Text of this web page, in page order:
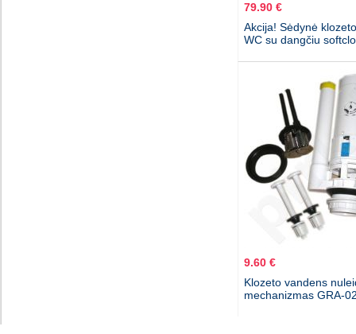
79.90 €
Akcija! Sėdynė
WC su dangčiu
9.60 €
Klozeto vandens
mechanizmas GRA-